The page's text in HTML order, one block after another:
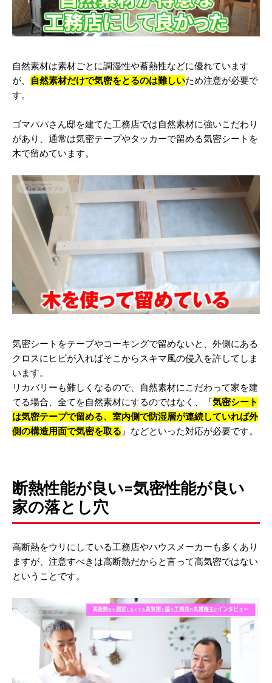
自然素材は素材ごとに調湿性や蓄熱性などに優れています
が、
自然素材だけで気密をとるのは難しいため注意が必要で
す。
ゴマパパさん邸を建てた工務店では自然素材に強いこだわり
があり、通常は気密テープやタッカーで留める気密シートを
木で留めています。
気密シートをテープやコーキングで留めないと、外側にある
クロスにヒビが入ればそこからスキマ風の侵入を許してしま
います。
リカバリーも難しくなるので、自然素材にこだわって家を建
てる場合、全てを自然素材にするのではなく、『気密シート
は気密テープで留める、室内側で防湿層が連続していれば外
側の構造用面で気密を取る』などといった対応が必要です。
断熱性能が良い=気密性能が良い
家の落とし穴
高断熱をウリにしている工務店やハウスメーカーも多くあり
ますが、注意すべきは高断熱だからと言って高気密ではない
ということです。